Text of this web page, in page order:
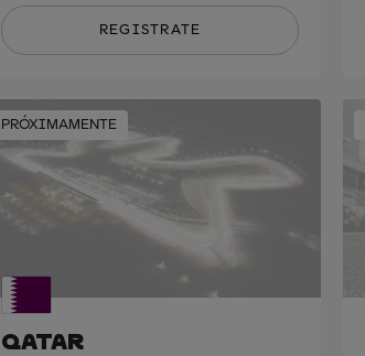
REGISTRATE
PRÓXIMAMENTE
QATAR